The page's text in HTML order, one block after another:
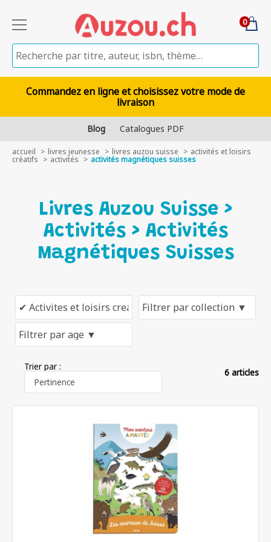
0
Commandez en ligne et choisissez votre mode de
livraison
Blog Catalogues PDF
accueil livres jeunesse livres auzou suisse activités et loisirs
créatifs activités activités magnétiques suisses
Livres Auzou Suisse >
Activités > Activités
Magnétiques Suisses
Trier par :
6 articles